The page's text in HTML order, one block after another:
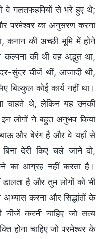
वे गलतफहमियों से भरे हुए थे;
परमेश्वर का अनुसरण करना
कनान की अच्छी भूमि में होने
कल्पना की थी वह अद्भुत था,
सुंदर चीजें थीं, आजादी थी,
कोई कार्य नहीं था।
चाहते थे, लेकिन यह उनकी
लोगों ने बहुत अनुभव किया
और बेरंग है और वे यहाँ से
देरी किए चले जाने दो,
का आग्रह नहीं करता है।
डालता है और तुम लोगों को भी
अभ्यास करना और सिद्धांतों के
चीजें करनी चाहिए जो सत्य
होना चाहिए जो परमेश्वर के